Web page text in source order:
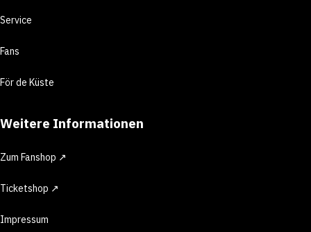
Service
Fans
För de Küste
Weitere Informationen
Zum Fanshop ↗
Ticketshop ↗
Impressum